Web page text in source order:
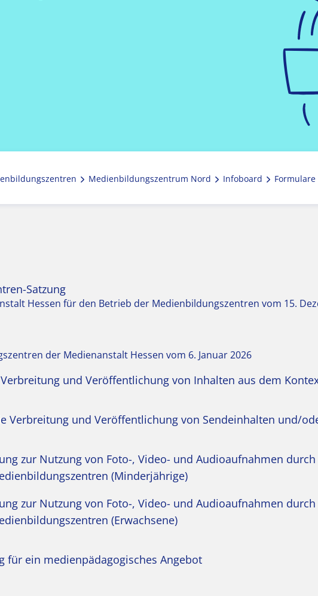
Medienbildungszentrum Nord Infoboard
Satzung
Hessen für den Betrieb der Medienbildungszentren vom 15.
der Medienanstalt Hessen vom 6. Januar 2026
und Veröffentlichung von Inhalten aus dem
Verbreitung und Veröffentlichung von Sendeinhalten und/
zur Nutzung von Foto-, Video- und Audioaufnahmen
(Minderjährige)
zur Nutzung von Foto-, Video- und Audioaufnahmen
(Erwachsene)
für ein medienpädagogisches Angebot